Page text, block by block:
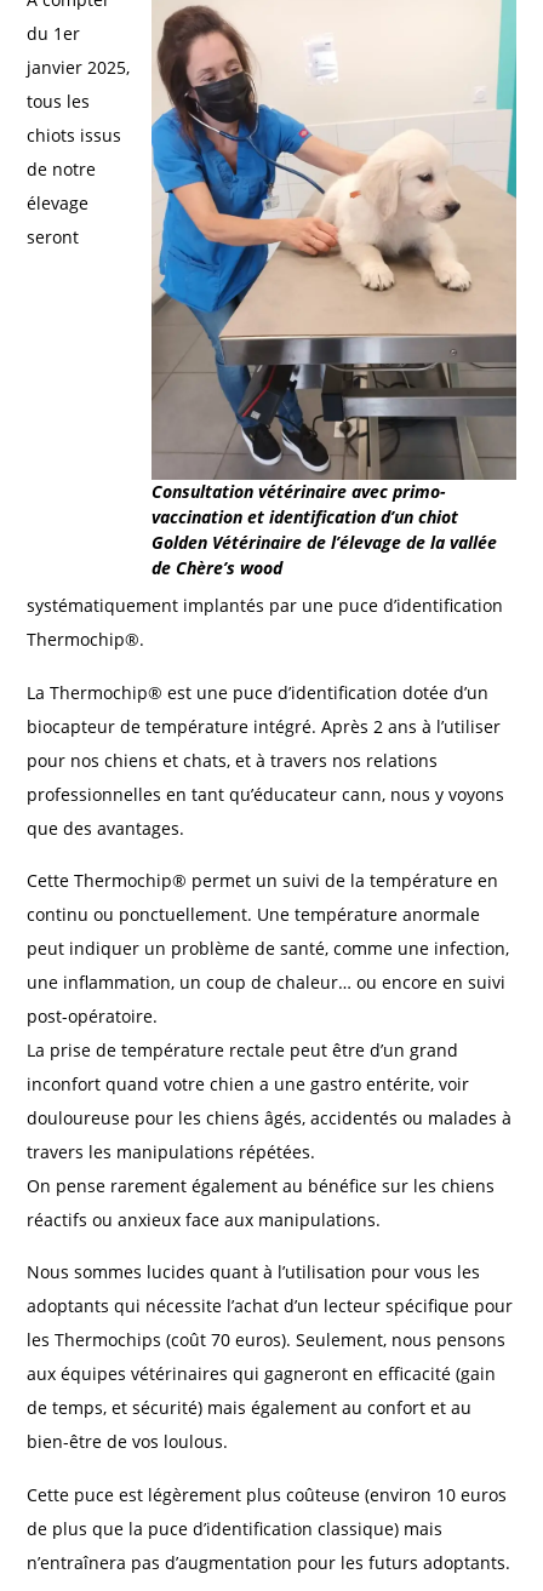
Consultation vétérinaire avec primo-
vaccination et identification d’un chiot
Golden Vétérinaire de l’élevage de la vallée
de Chère’s wood
du 1er
janvier 2025,
tous les
chiots issus
de notre
élevage
seront
systématiquement implantés par une puce d’identification
Thermochip®.
La Thermochip® est une puce d’identification dotée d’un
biocapteur de température intégré. Après 2 ans à l’utiliser
pour nos chiens et chats, et à travers nos relations
professionnelles en tant qu’éducateur cann, nous y voyons
que des avantages.
Cette Thermochip® permet un suivi de la température en
continu ou ponctuellement. Une température anormale
peut indiquer un problème de santé, comme une infection,
une inflammation, un coup de chaleur… ou encore en suivi
post-opératoire.
La prise de température rectale peut être d’un grand
inconfort quand votre chien a une gastro entérite, voir
douloureuse pour les chiens âgés, accidentés ou malades à
travers les manipulations répétées.
On pense rarement également au bénéfice sur les chiens
réactifs ou anxieux face aux manipulations.
Nous sommes lucides quant à l’utilisation pour vous les
adoptants qui nécessite l’achat d’un lecteur spécifique pour
les Thermochips (coût 70 euros). Seulement, nous pensons
aux équipes vétérinaires qui gagneront en efficacité (gain
de temps, et sécurité) mais également au confort et au
bien-être de vos loulous.
Cette puce est légèrement plus coûteuse (environ 10 euros
de plus que la puce d’identification classique) mais
n’entraînera pas d’augmentation pour les futurs adoptants.